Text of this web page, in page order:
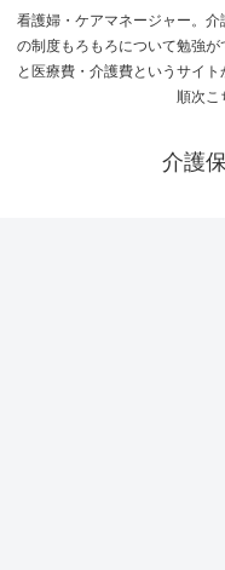
看護婦・ケアマネージャー。
の制度もろもろについて勉強
と医療費・介護費というサイ
順次こ
介護